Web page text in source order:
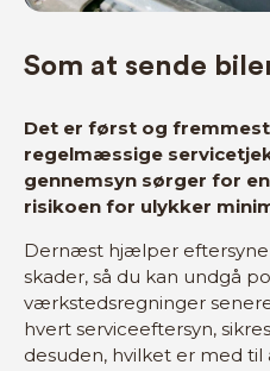
Som at sende
Det er først og
regelmæssige
gennemsyn sørger for
risikoen for ulykker
Dernæst hjælper
skader, så du kan undgå
værkstedsregninger
hvert serviceeftersyn,
desuden, hvilket er med